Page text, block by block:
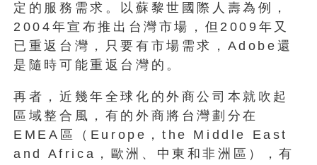
定的服務需求。以蘇黎世國際人壽為例，
2004年宣布推出台灣市場，但2009年又
已重返台灣，只要有市場需求，Adobe還
是隨時可能重返台灣的。
再者，近幾年全球化的外商公司本就吹起
區域整合風，有的外商將台灣劃分在
EMEA區（Europe，the Middle East
and Africa，歐洲、中東和非洲區），有